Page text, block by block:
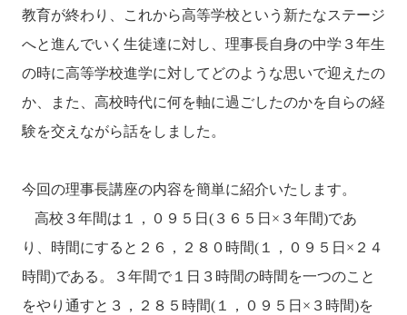
教育が終わり、これから高等学校という新たなステージ
へと進んでいく生徒達に対し、理事長自身の中学３年生
の時に高等学校進学に対してどのような思いで迎えたの
か、また、高校時代に何を軸に過ごしたのかを自らの経
験を交えながら話をしました。
今回の理事長講座の内容を簡単に紹介いたします。
高校３年間は１，０９５日 (３６５日×３年間)であ
り、時間にすると２６，２８０時間(１，０９５日×２４
時間)である。３年間で１日３時間の時間を一つのこと
をやり通すと３，２８５時間(１，０９５日×３時間)を